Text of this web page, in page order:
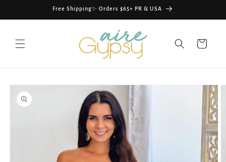
Free Shipping✨ Orders $65+ PR & USA
Cart
Skip to
product
information